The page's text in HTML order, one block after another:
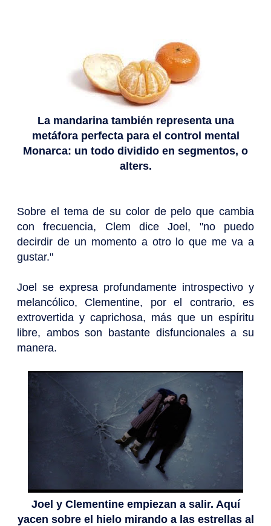
La mandarina también representa una
metáfora perfecta para el control mental
Monarca: un todo dividido en segmentos, o
alters.
Sobre el tema de su color de pelo que cambia
con frecuencia, Clem dice Joel, "no puedo
decirdir de un momento a otro lo que me va a
gustar."
Joel se expresa profundamente introspectivo y
melancólico, Clementine, por el contrario, es
extrovertida y caprichosa, más que un espíritu
libre, ambos son bastante disfuncionales a su
manera.
Joel y Clementine empiezan a salir. Aquí
yacen sobre el hielo mirando a las estrellas al